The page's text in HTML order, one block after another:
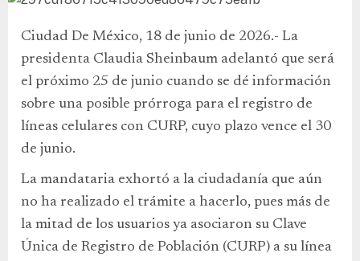
Ciudad De México, 18 de junio de 2026.- La
presidenta Claudia Sheinbaum adelantó que será
el próximo 25 de junio cuando se dé información
sobre una posible prórroga para el registro de
líneas celulares con CURP, cuyo plazo vence el 30
de junio.
La mandataria exhortó a la ciudadanía que aún
no ha realizado el trámite a hacerlo, pues más de
la mitad de los usuarios ya asociaron su Clave
Única de Registro de Población (CURP) a su línea